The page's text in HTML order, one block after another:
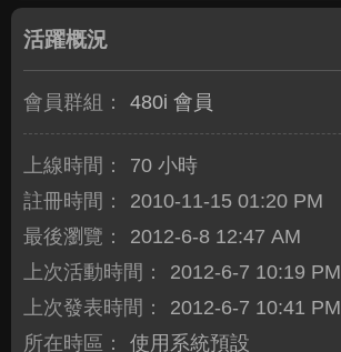
活躍概況
會員群組： 480i 會員
上線時間：
70 小時
註冊時間：
2010-11-15 01:20 PM
最後瀏覽：
2012-6-8 12:47 AM
上次活動時間：
2012-6-7 10:19 PM
上次發表時間：
2012-6-7 10:41 PM
所在時區：
使用系統預設